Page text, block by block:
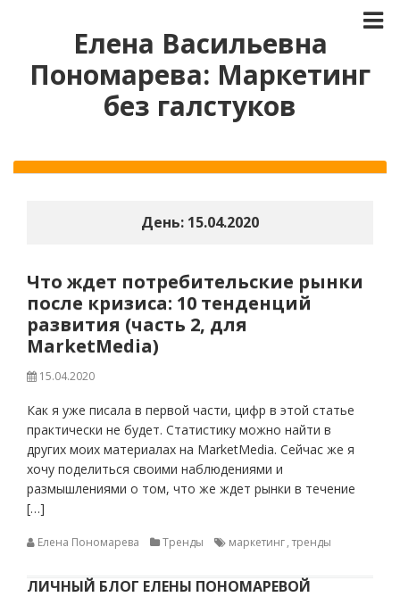
Елена Васильевна
Пономарева: Маркетинг
без галстуков
День: 15.04.2020
Что ждет потребительские рынки
после кризиса: 10 тенденций
развития (часть 2, для
MarketMedia)
15.04.2020
Как я уже писала в первой части, цифр в этой статье
практически не будет. Статистику можно найти в
других моих материалах на MarketMedia. Сейчас же я
хочу поделиться своими наблюдениями и
размышлениями о том, что же ждет рынки в течение
[…]
Елена Пономарева Тренды маркетинг, тренды
ЛИЧНЫЙ БЛОГ ЕЛЕНЫ ПОНОМАРЕВОЙ